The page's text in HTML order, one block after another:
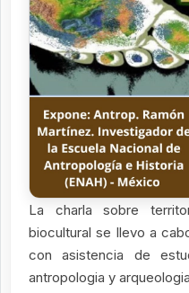
La charla sobre
biocultural se llevo a
con asistencia de
antropologia y arqueologia